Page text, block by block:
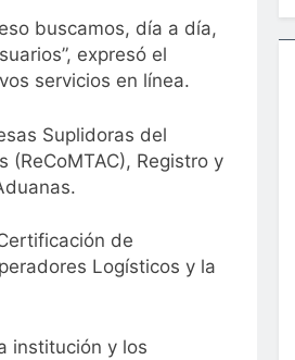
buscamos, día a día,
expresó el
servicios en línea.
Suplidoras del
Registro y
de
Logísticos y la
institución y los